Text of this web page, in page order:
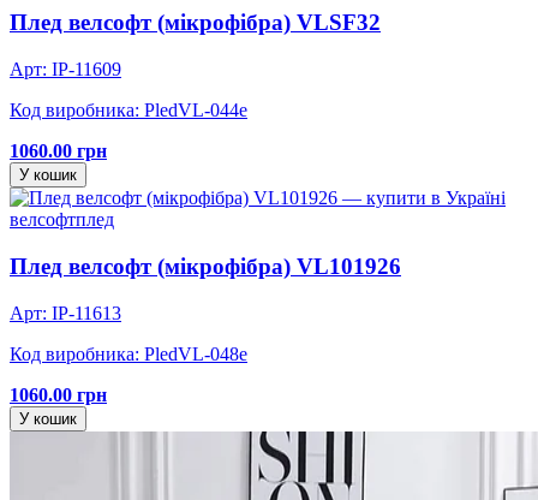
Плед велсофт (мікрофібра) VLSF32
Арт: IP-11609
Код виробника: PledVL-044e
1060.00 грн
У кошик
велсофтплед
Плед велсофт (мікрофібра) VL101926
Арт: IP-11613
Код виробника: PledVL-048e
1060.00 грн
У кошик